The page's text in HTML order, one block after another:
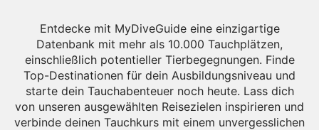
Entdecke mit MyDiveGuide eine einzigartige
Datenbank mit mehr als 10.000 Tauchplätzen,
einschließlich potentieller Tierbegegnungen. Finde
Top-Destinationen für dein Ausbildungsniveau und
starte dein Tauchabenteuer noch heute. Lass dich
von unseren ausgewählten Reisezielen inspirieren und
verbinde deinen Tauchkurs mit einem unvergesslichen